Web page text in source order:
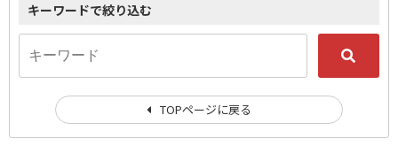
キーワードで絞り込む
TOPページに戻る